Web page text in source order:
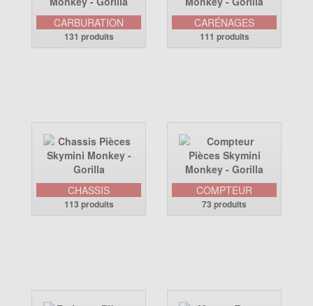
CARBURATION
131 produits
CARÉNAGES
111 produits
CHASSIS
113 produits
COMPTEUR
73 produits